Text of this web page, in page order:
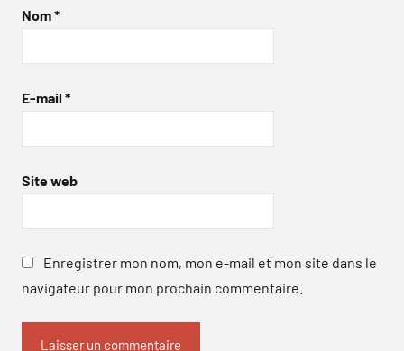
Nom*
E-mail *
Site web
Enregistrer mon nom, mon e-mail et mon site dans le
navigateur pour mon prochain commentaire.